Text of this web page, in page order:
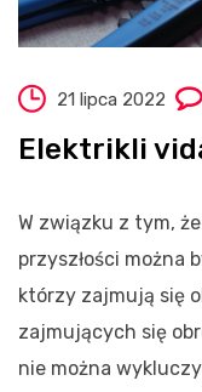
21 lipca 2022
Elektrikli
W związku z tym,
przyszłości można
którzy zajmują się
zajmujących się
nie można